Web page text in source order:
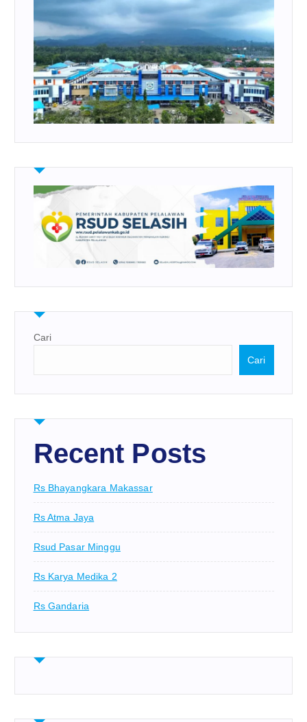
Cari
Cari
Recent Posts
Rs Bhayangkara Makassar
Rs Atma Jaya
Rsud Pasar Minggu
Rs Karya Medika 2
Rs Gandaria